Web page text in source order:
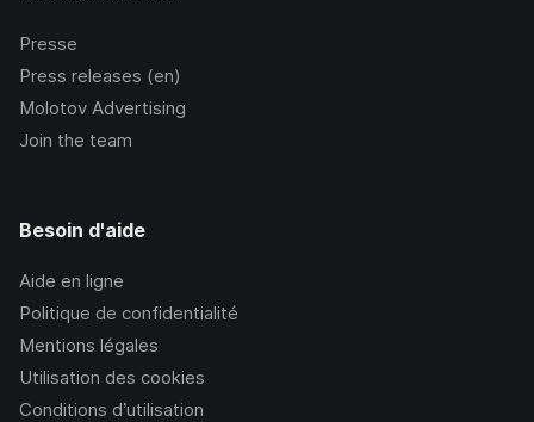
Presse
Press releases (en)
Molotov Advertising
Join the team
Besoin d'aide
Aide en ligne
Politique de confidentialité
Mentions légales
Utilisation des cookies
Conditions d’utilisation